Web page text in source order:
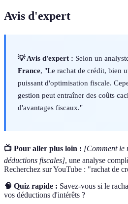
Avis d'expert
💡 Avis d'expert : Selon un
France, "Le rachat de crédit, bien
puissant d'optimisation fiscale.
gestion peut entraîner des coûts
d'avantages fiscaux."
📺 Pour aller plus loin : [Comment le
déductions fiscales], une analyse
Recherchez sur YouTube : "rachat de
🧠 Quiz rapide : Savez-vous si le
vos déductions d'intérêts ?